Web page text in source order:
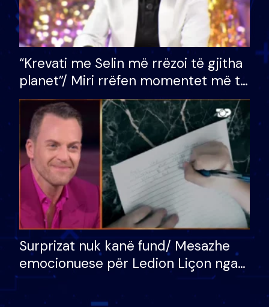
“Krevati me Selin më rrëzoi të gjitha
planet”/ Miri rrëfen momentet më të
bukura në shtëpinë e BB VIP: Do më
mungojë zilja e mëngjesit kur…
Surprizat nuk kanë fund/ Mesazhe
emocionuese për Ledion Liçon nga
nëna dhe fëmijët e tij, moderatori
nuk i mban dot lotët: Nuk meritoj…